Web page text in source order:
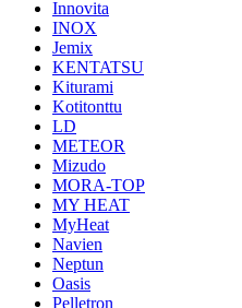
Innovita
INOX
Jemix
KENTATSU
Kiturami
Kotitonttu
LD
METEOR
Mizudo
MORA-TOP
MY HEAT
MyHeat
Navien
Neptun
Oasis
Pelletron